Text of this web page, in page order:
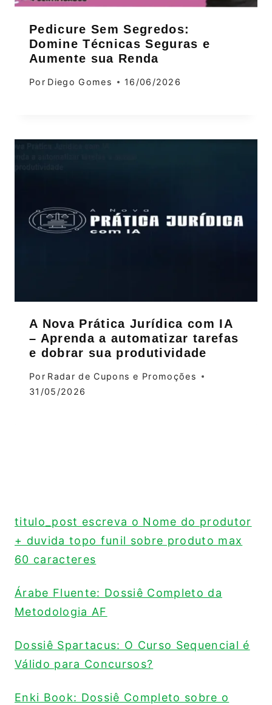
Pedicure Sem Segredos:
Domine Técnicas Seguras e
Aumente sua Renda
Por Diego Gomes 16/06/2026
A Nova Prática Jurídica com IA
– Aprenda a automatizar tarefas
e dobrar sua produtividade
Por Radar de Cupons e Promoções
31/05/2026
titulo_post escreva o Nome do produtor
+ duvida topo funil sobre produto max
60 caracteres
Árabe Fluente: Dossiê Completo da
Metodologia AF
Dossiê Spartacus: O Curso Sequencial é
Válido para Concursos?
Enki Book: Dossiê Completo sobre o